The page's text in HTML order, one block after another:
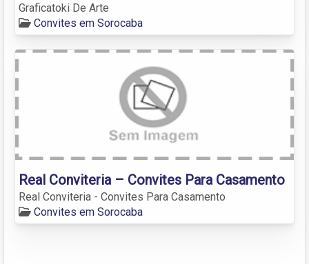
Graficatoki De Arte
Convites em Sorocaba
Real Conviteria – Convites Para Casamento
Real Conviteria - Convites Para Casamento
Convites em Sorocaba